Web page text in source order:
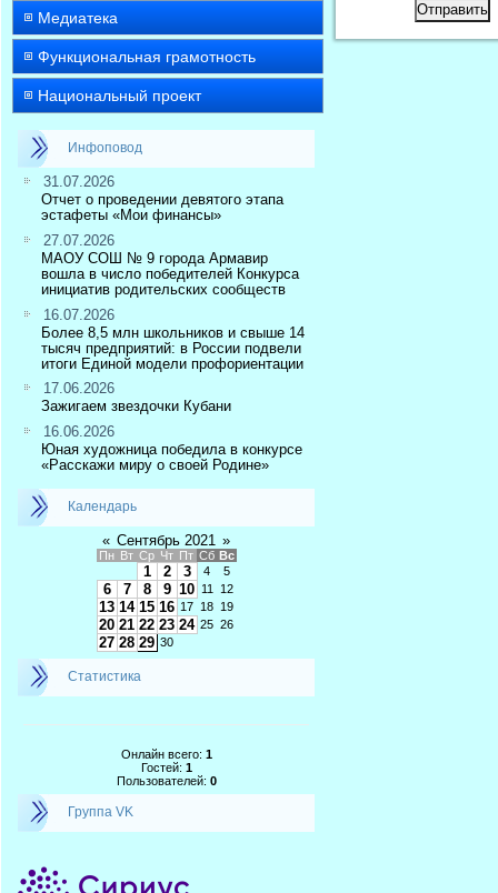
Медиатека
Функциональная грамотность
Национальный проект
Инфоповод
31.07.2026
Отчет о проведении девятого этапа
эстафеты «Мои финансы»
27.07.2026
МАОУ СОШ № 9 города Армавир
вошла в число победителей Конкурса
инициатив родительских сообществ
16.07.2026
Более 8,5 млн школьников и свыше 14
тысяч предприятий: в России подвели
итоги Единой модели профориентации
17.06.2026
Зажигаем звездочки Кубани
16.06.2026
Юная художница победила в конкурсе
«Расскажи миру о своей Родине»
Календарь
« Сентябрь 2021 »
Пн Вт Ср Чт Пт Сб Вс
1 2 3 4 5
6 7 8 9 10 11 12
13 14 15 16 17 18 19
20 21 22 23 24 25 26
27 28 29 30
Статистика
Онлайн всего: 1
Гостей: 1
Пользователей: 0
Группа VK
Отправить